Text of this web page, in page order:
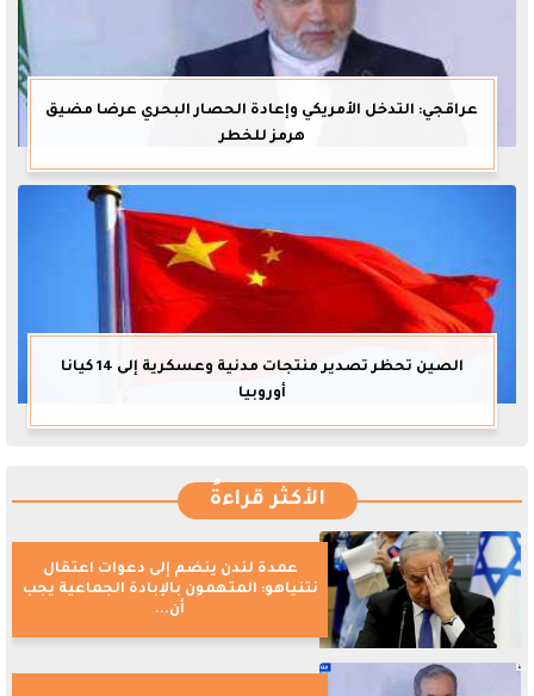
عراقجي: التدخل الأمريكي وإعادة الحصار البحري عرضا مضيق
هرمز للخطر
الصين تحظر تصدير منتجات مدنية وعسكرية إلى 14 كيانا
أوروبيا
الأكثر قراءةً
عمدة لندن ينضم إلى دعوات اعتقال
نتنياهو: المتهمون بالإبادة الجماعية يجب
أن...